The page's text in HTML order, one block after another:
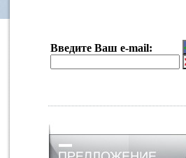
Введите Ваш e-mail: